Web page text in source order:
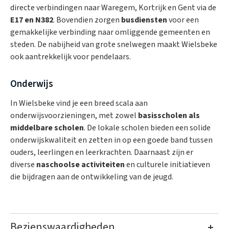
directe verbindingen naar Waregem, Kortrijk en Gent via de
E17 en N382. Bovendien zorgen busdienstenvoor een
gemakkelijke verbinding naar omliggende gemeenten en
steden. De nabijheid van grote snelwegen maakt Wielsbeke
ook aantrekkelijk voor pendelaars.
Onderwijs
In Wielsbeke vind je een breed scala aan
onderwijsvoorzieningen, met zowel basisscholen als
middelbare scholen. De lokale scholen bieden een solide
onderwijskwaliteit en zetten in op een goede band tussen
ouders, leerlingen en leerkrachten. Daarnaast zijn er
diverse naschoolse activiteitenen culturele initiatieven
die bijdragen aan de ontwikkeling van de jeugd.